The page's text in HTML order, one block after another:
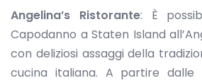
Angelina’s Ristorante: È
Capodanno a Staten Island
con deliziosi assaggi della
cucina italiana. A partire dalle